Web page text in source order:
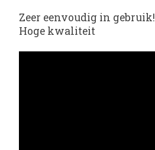
Zeer eenvoudig in gebruik!
Hoge kwaliteit